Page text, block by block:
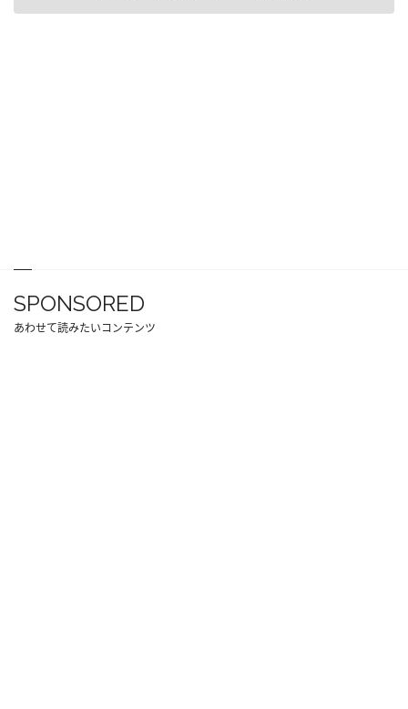
SPONSORED
あわせて読みたいコンテンツ